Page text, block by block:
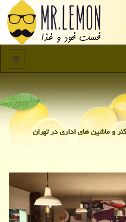
منو
و ماشین های اداری در تهران